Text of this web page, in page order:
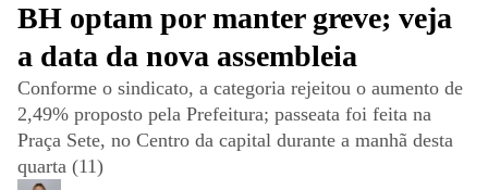
BH optam por manter greve; veja
a data da nova assembleia
Conforme o sindicato, a categoria rejeitou o aumento de
2,49% proposto pela Prefeitura; passeata foi feita na
Praça Sete, no Centro da capital durante a manhã desta
quarta (11)